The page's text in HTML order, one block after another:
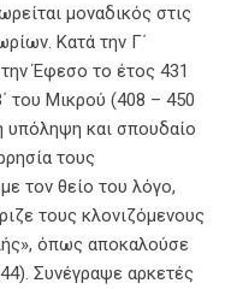
μοναδικός στις
Κατά την Γ΄
Έφεσο το έτος 431
του Μικρού (408 – 450
υπόληψη και σπουδαίο
τους
τον θείο του λόγο,
τους κλονιζόμενους
όπως αποκαλούσε
Συνέγραψε αρκετές